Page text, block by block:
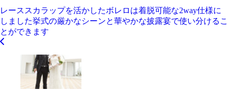
レーススカラップを活かしたボレロは着脱可能な2way仕様に
しました挙式の厳かなシーンと華やかな披露宴で使い分けるこ
とができます